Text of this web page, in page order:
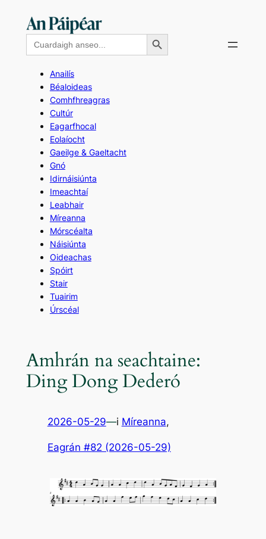
contentSearch
for:
Search Button
Anailís
Béaloideas
Comhfhreagras
Cultúr
Eagarfhocal
Eolaíocht
Gaeilge & Gaeltacht
Gnó
Idirnáisiúnta
Imeachtaí
Leabhair
Míreanna
Mórscéalta
Náisiúnta
Oideachas
Spóirt
Stair
Tuairim
Úrscéal
Amhrán na seachtaine:
Ding Dong Dederó
2026-05-29—i Míreanna,
Eagrán #82 (2026-05-29)